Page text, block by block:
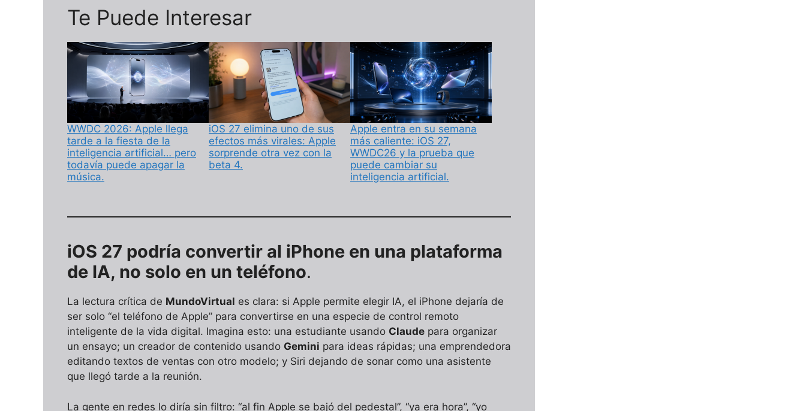
Te Puede Interesar
WWDC 2026: Apple llega
tarde a la fiesta de la
inteligencia artificial… pero
todavía puede apagar la
música.
iOS 27 elimina uno de sus
efectos más virales: Apple
sorprende otra vez con la
beta 4.
Apple entra en su semana
más caliente: iOS 27,
WWDC26 y la prueba que
puede cambiar su
inteligencia artificial.
iOS 27 podría convertir al iPhone en una plataforma
de IA, no solo en un teléfono.
La lectura crítica de MundoVirtual es clara: si Apple permite elegir IA, el iPhone dejaría de
ser solo “el teléfono de Apple” para convertirse en una especie de control remoto
inteligente de la vida digital. Imagina esto: una estudiante usando Claude para organizar
un ensayo; un creador de contenido usando Gemini para ideas rápidas; una emprendedora
editando textos de ventas con otro modelo; y Siri dejando de sonar como una asistente
que llegó tarde a la reunión.
La gente en redes lo diría sin filtro: “al fin Apple se bajó del pedestal”, “ya era hora”, “yo